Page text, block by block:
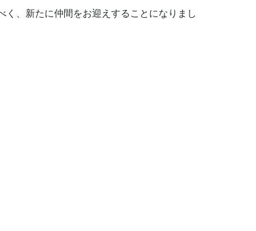
、新たに仲間をお迎えすることになりまし